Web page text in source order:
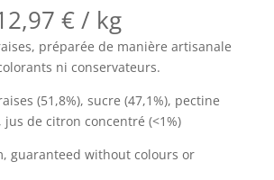
€/ kg
préparée de manière artisanale
ni conservateurs.
(51,8%), sucre (47,1%), pectine
jus de citron concentré (<1%)
guaranteed without colours or